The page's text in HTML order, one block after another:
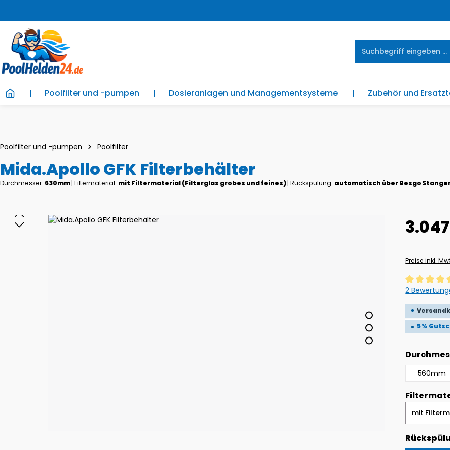
Poolfilter und -pumpen Dosieranlagen und Managementsysteme Zubehör und
Poolfilter und -pumpen Poolfilter
Mida.Apollo GFK Filterbehälter
Durchmesser: 630mm| Filtermaterial: mit Filtermaterial (Filterglas grobes und feines)| Rückspülung: automatisch über Besgo
Bildergalerie überspringen Regulärer
Preise inkl.
2
5 %
560mm